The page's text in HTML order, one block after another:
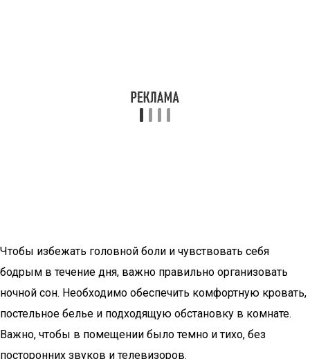
Чтобы избежать головной боли и чувствовать себя
бодрым в течение дня, важно правильно организовать
ночной сон. Необходимо обеспечить комфортную кровать,
постельное белье и подходящую обстановку в комнате.
Важно, чтобы в помещении было темно и тихо, без
посторонних звуков и телевизоров.